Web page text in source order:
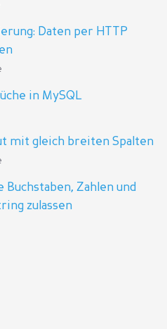
Daten per HTTP
in MySQL
mit gleich breiten Spalten
Buchstaben, Zahlen und
zulassen